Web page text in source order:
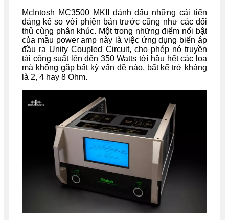
McIntosh MC3500 MKII đánh dấu những cải tiến
đáng kể so với phiên bản trước cũng như các đối
thủ cùng phân khúc. Một trong những điểm nổi bật
của mẫu power amp này là việc ứng dụng biến áp
đầu ra Unity Coupled Circuit, cho phép nó truyền
tải công suất lên đến 350 Watts tới hầu hết các loa
mà không gặp bất kỳ vấn đề nào, bất kể trở kháng
là 2, 4 hay 8 Ohm.